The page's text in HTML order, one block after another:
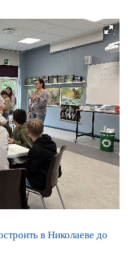
в Николаеве до